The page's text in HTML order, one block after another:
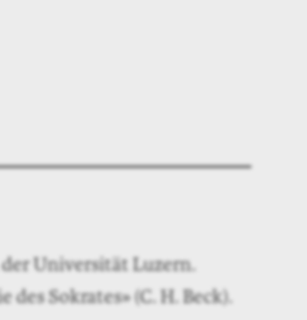
Universität Luzern.
Sokrates» (C. H. Beck).